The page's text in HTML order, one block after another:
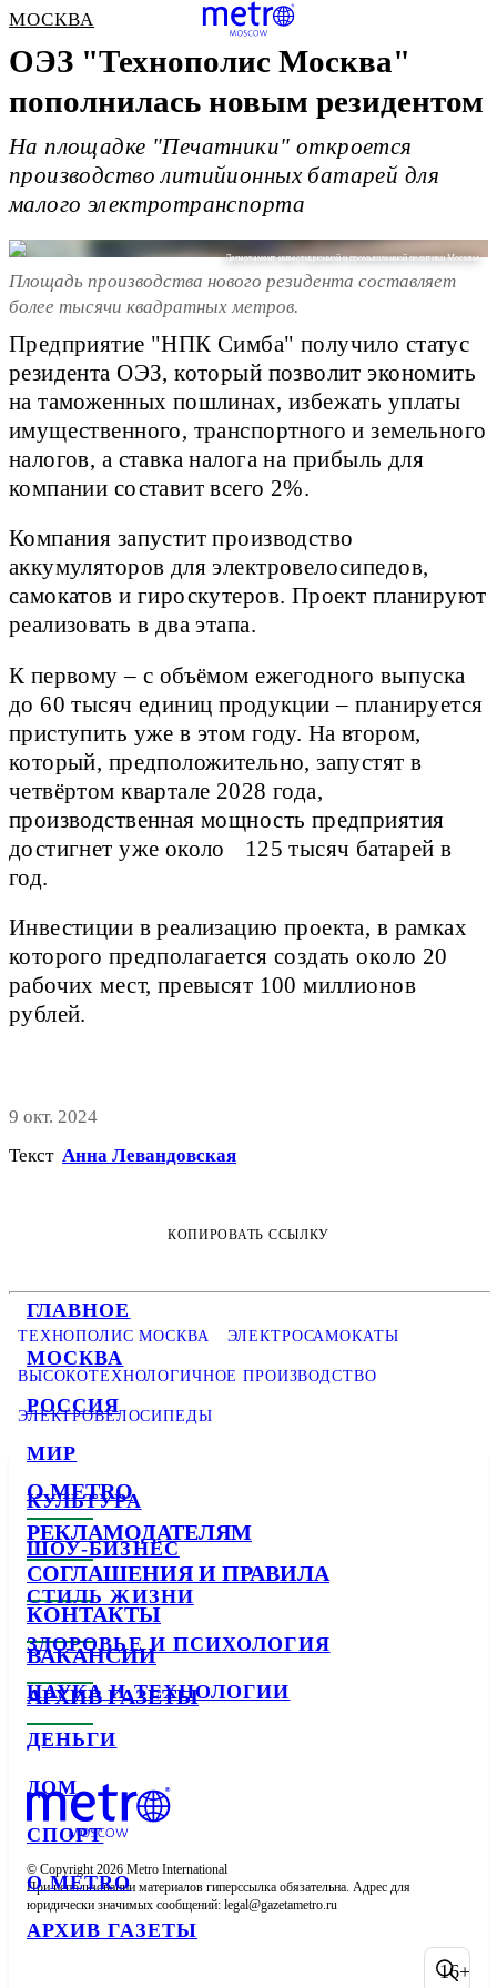
ГЛАВНОЕ
МОСКВА
РОССИЯ
МИР
КУЛЬТУРА
ШОУ-БИЗНЕС
СТИЛЬ ЖИЗНИ
ЗДОРОВЬЕ И ПСИХОЛОГИЯ
НАУКА И ТЕХНОЛОГИИ
ДЕНЬГИ
ДОМ
СПОРТ
О METRO
АРХИВ ГАЗЕТЫ
МОСКВА
ОЭЗ "Технополис Москва"
пополнилась новым резидентом
На площадке "Печатники" откроется
производство литийионных батарей для
малого электротранспорта
Департамент инвестиционной и промышленной политики Москвы
Площадь производства нового резидента составляет
более тысячи квадратных метров.
Предприятие "НПК Симба" получило статус
резидента ОЭЗ, который позволит экономить
на таможенных пошлинах, избежать уплаты
имущественного, транспортного и земельного
налогов, а ставка налога на прибыль для
компании составит всего 2%.
Компания запустит производство
аккумуляторов для электровелосипедов,
самокатов и гироскутеров. Проект планируют
реализовать в два этапа.
К первому – с объёмом ежегодного выпуска
до 60 тысяч единиц продукции – планируется
приступить уже в этом году. На втором,
который, предположительно, запустят в
четвёртом квартале 2028 года,
производственная мощность предприятия
достигнет уже около 125 тысяч батарей в
год.
Инвестиции в реализацию проекта, в рамках
которого предполагается создать около 20
рабочих мест, превысят 100 миллионов
рублей.
9 окт. 2024
Текст Анна Левандовская
КОПИРОВАТЬ ССЫЛКУ
ТЕХНОПОЛИС МОСКВА ЭЛЕКТРОСАМОКАТЫ
ВЫСОКОТЕХНОЛОГИЧНОЕ ПРОИЗВОДСТВО
ЭЛЕКТРОВЕЛОСИПЕДЫ
О METRO
РЕКЛАМОДАТЕЛЯМ
СОГЛАШЕНИЯ И ПРАВИЛА
КОНТАКТЫ
ВАКАНСИИ
АРХИВ ГАЗЕТЫ
© Copyright 2026 Metro International
При использовании материалов гиперссылка обязательна. Адрес для
юридически значимых сообщений:
16+